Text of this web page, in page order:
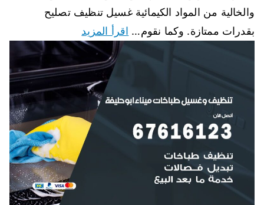
والخالية من المواد الكيمائية غسيل تنظيف تصليح
بقدرات ممتازة. وكما نقوم… اقرأ المزيد